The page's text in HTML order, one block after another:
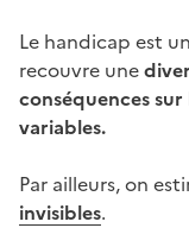
Le handicap est
recouvre une
conséquences
variables.
Par ailleurs, on
invisibles.